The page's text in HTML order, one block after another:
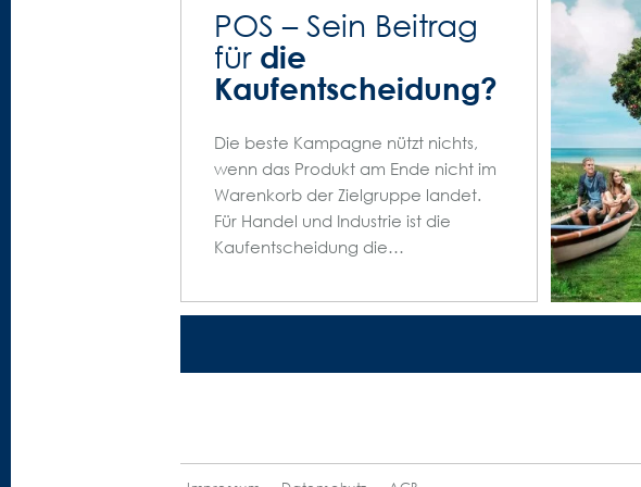
POS – Sein Beitrag
für die
Kaufentscheidung?
Die beste Kampagne nützt nichts,
wenn das Produkt am Ende nicht im
Warenkorb der Zielgruppe landet.
Für Handel und Industrie ist die
Kaufentscheidung die…